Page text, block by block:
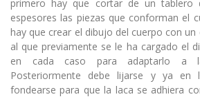
primero hay que cortar de un tablero
espesores las piezas que conforman el
hay que crear el dibujo del cuerpo con
al que previamente se le ha cargado el
en cada caso para adaptarlo a
Posteriormente debe lijarse y ya en
fondearse para que la laca se adhiera